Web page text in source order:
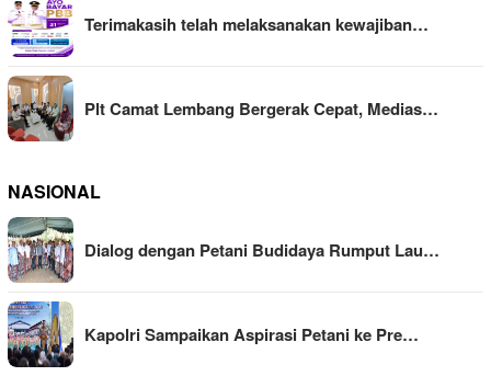
Terimakasih telah melaksanakan kewajiban…
Plt Camat Lembang Bergerak Cepat, Medias…
NASIONAL
Dialog dengan Petani Budidaya Rumput Lau…
Kapolri Sampaikan Aspirasi Petani ke Pre…